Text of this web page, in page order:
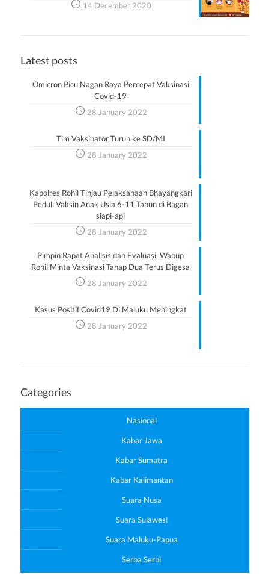
14 December 2020
Latest posts
Omicron Picu Nagan Raya Percepat Vaksinasi
Covid-19
28 January 2022
Tim Vaksinator Turun ke SD/MI
28 January 2022
Kapolres Rohil Tinjau Pelaksanaan Bhayangkari
Peduli Vaksin Anak Usia 6-11 Tahun di Bagan
siapi-api
28 January 2022
Pimpin Rapat Analisis dan Evaluasi, Wabup
Rohil Minta Vaksinasi Tahap Dua Terus Digesa
28 January 2022
Kasus Positif Covid19 Di Maluku Meningkat
28 January 2022
Categories
Nasional
Kabar Jawa
Kabar Sumatra
Kabar Kalimantan
Suara Nusa
Suara Sulawesi
Suara Maluku-Papua
Serba Serbi